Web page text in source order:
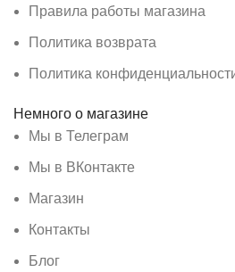
Правила работы магазина
Политика возврата
Политика
Немного о магазине
Мы в Телеграм
Мы в ВКонтакте
Магазин
Контакты
Блог